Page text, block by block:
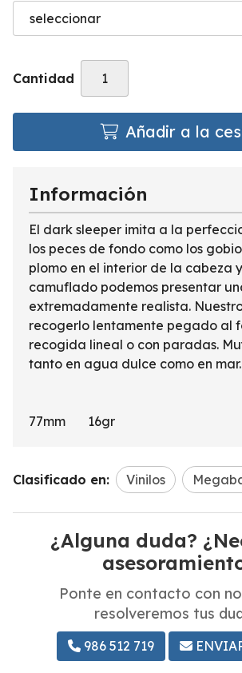
Cantidad
Añadir a la
Información
El dark sleeper imita a la
los peces de fondo como los
plomo en el interior de la cabeza
camuflado podemos presentar
extremadamente realista.
recogerlo lentamente pegado al
recogida lineal o con paradas.
tanto en agua dulce como en mar.
77mm 16gr
Clasificado en: Vinilos
¿Alguna duda?
Ponte en contacto con
resolveremos tus
986 512 719